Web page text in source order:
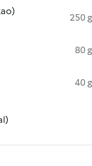
250 g
80 g
40 g